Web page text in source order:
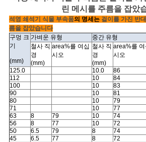
사
건
사
이
트
린 메시를 주름을 잡았
석영 쇄석기 식물 부속품의 명세는걸이를 가진 반
름을 잡았습니다
구멍 크
기
(mm)
가벼운 유형 중간 유형
철사 직
경
(mm)
area%를 여십
시오
철사 직
경
(mm)
area%를 여
시오
125.0 10.0 86
112
10 84
100
10 83
90
10 81
80
10 79
71
10 77
63
8 79 10 74
56
8 77 10 72
50
6.5 79 8 74
45
6.5 77 8 72